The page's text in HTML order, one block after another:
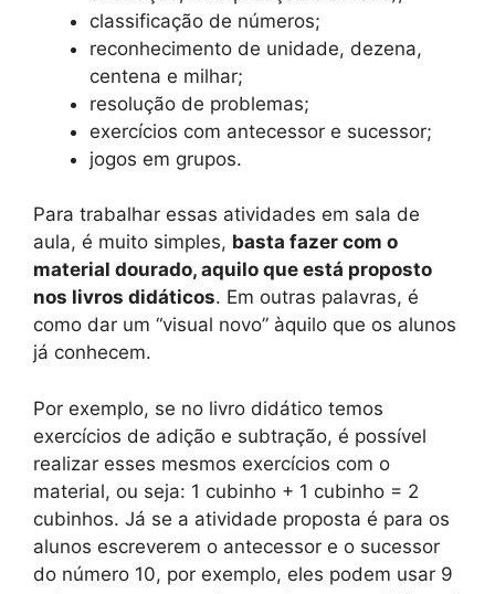
classificação de números;
reconhecimento de unidade, dezena,
centena e milhar;
resolução de problemas;
exercícios com antecessor e sucessor;
jogos em grupos.
Para trabalhar essas atividades em sala de
aula, é muito simples, basta fazer com o
material dourado, aquilo que está proposto
nos livros didáticos. Em outras palavras, é
como dar um “visual novo” àquilo que os alunos
já conhecem.
Por exemplo, se no livro didático temos
exercícios de adição e subtração, é possível
realizar esses mesmos exercícios com o
material, ou seja: 1 cubinho + 1 cubinho = 2
cubinhos. Já se a atividade proposta é para os
alunos escreverem o antecessor e o sucessor
do número 10, por exemplo, eles podem usar 9